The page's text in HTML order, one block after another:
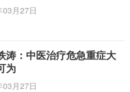
03月27日
涛：中医治疗危急重症大
为
03月27日